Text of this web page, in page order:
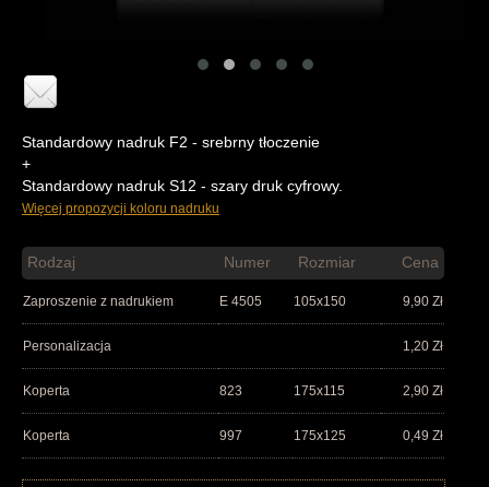
Standardowy nadruk F2 - srebrny tłoczenie
+
Standardowy nadruk S12 - szary druk cyfrowy.
Więcej propozycji koloru nadruku
Rodzaj Numer Rozmiar Cena
Zaproszenie z nadrukiem E 4505 105x150 9,90 Zł
Personalizacja 1,20 Zł
Koperta 823 175x115 2,90 Zł
Koperta 997 175x125 0,49 Zł